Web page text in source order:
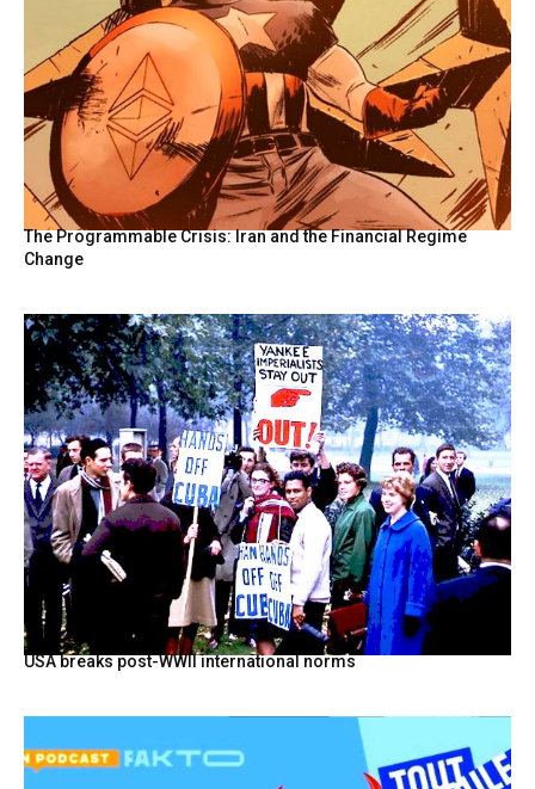
The Programmable Crisis: Iran and the Financial Regime
Change
USA breaks post-WWII international norms